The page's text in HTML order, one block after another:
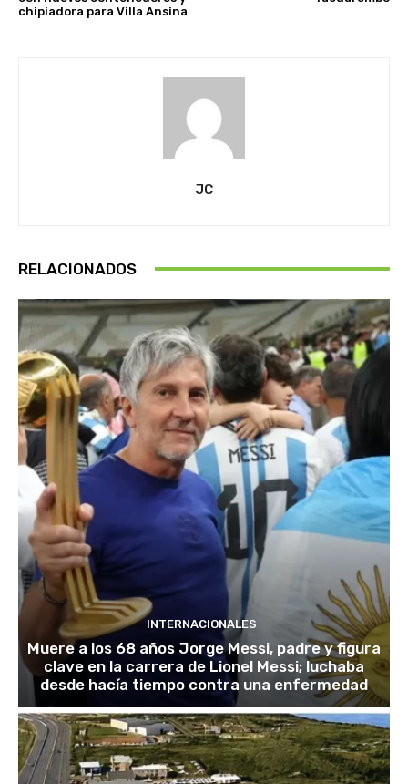
chipiadora para Villa Ansina
JC
RELACIONADOS
INTERNACIONALES
Muere a los 68 años Jorge Messi, padre y figura
clave en la carrera de Lionel Messi; luchaba
desde hacía tiempo contra una enfermedad